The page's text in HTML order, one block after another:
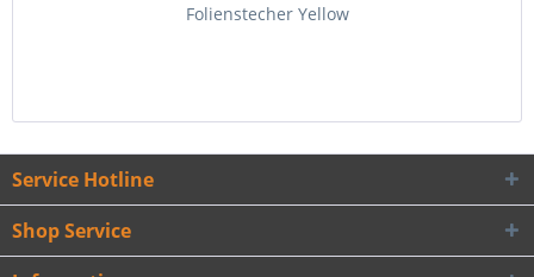
Folienstecher Yellow
Service Hotline
Shop Service